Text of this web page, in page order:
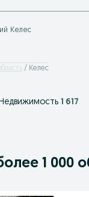
Келес
Келес
1 617
1 000